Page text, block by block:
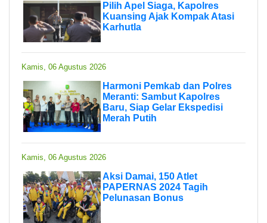
Pilih Apel Siaga, Kapolres
Kuansing Ajak Kompak Atasi
Karhutla
Kamis, 06 Agustus 2026
Harmoni Pemkab dan Polres
Meranti: Sambut Kapolres
Baru, Siap Gelar Ekspedisi
Merah Putih
Kamis, 06 Agustus 2026
Aksi Damai, 150 Atlet
PAPERNAS 2024 Tagih
Pelunasan Bonus